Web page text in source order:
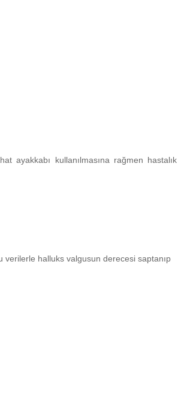
ayakkabı kullanılmasına rağmen hastalık
halluks valgusun derecesi saptanıp